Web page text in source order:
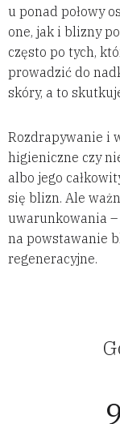
u ponad połowy
one, jak i blizny
często po tych,
prowadzić do
skóry, a to
Rozdrapywanie i
higieniczne czy
albo jego
się blizn. Ale
uwarunkowania
na powstawanie
regeneracyjne.